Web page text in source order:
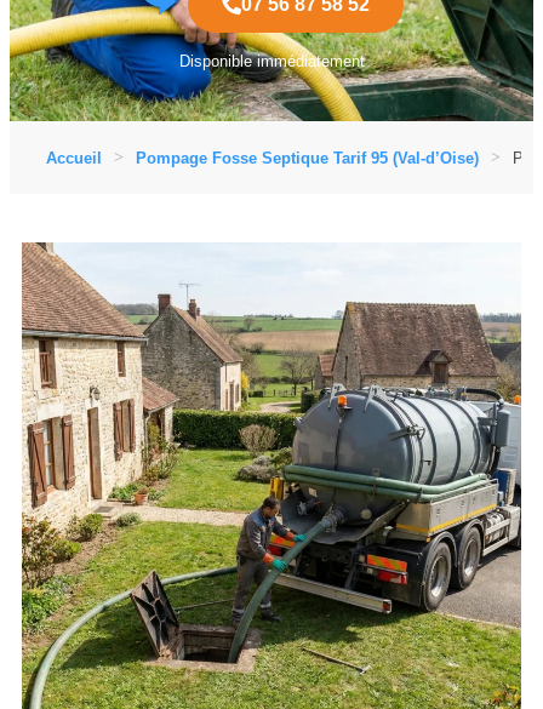
07 56 87 58 52
Disponible immédiatement
Accueil Pompage Fosse Septique Tarif 95 (Val-d’Oise)